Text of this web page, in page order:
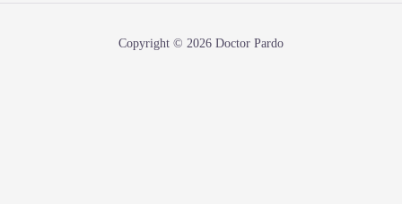
Copyright © 2026 Doctor Pardo